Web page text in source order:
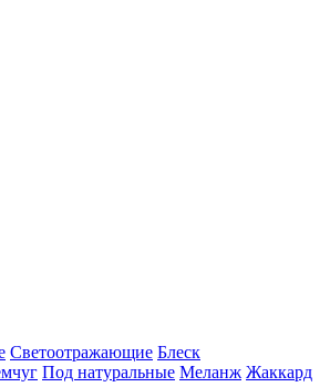
Светоотражающие Блеск
Под натуральные Меланж Жаккард